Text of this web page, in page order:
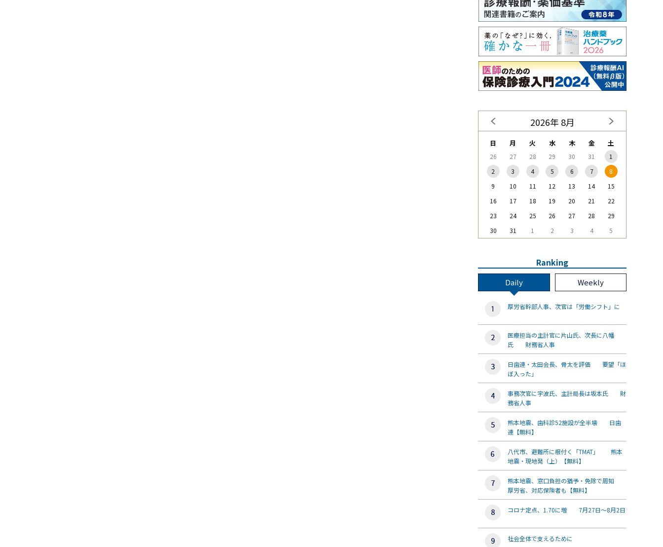
2026年 8月
日 月 火 水 木 金 土
26 27 28 29 30 31
1
2
3 4 5 6 7
8
9
10 11 12 13 14
15
16
17 18 19 20 21
22
23
24 25 26 27 28
29
30
31 1 2 3 4 5
Ranking
Daily Weekly
厚労省幹部人事、次官は「労働シフト」に
医療担当の主計官に片山氏、次長に八幡
氏 財務省人事
日歯連・太田会長、骨太を評価 要望「ほ
ぼ入った」
事務次官に宇波氏、主計局長は坂本氏 財
務省人事
熊本地震、歯科診52施設が全半壊 日歯
連【無料】
八代市、避難所に根付く「TMAT」 熊本
地震・現地発（上）【無料】
熊本地震、窓口負担の猶予・免除で周知
厚労省、対応保険者も【無料】
コロナ定点、1.70に増 7月27日～8月2日
社会全体で支えるために